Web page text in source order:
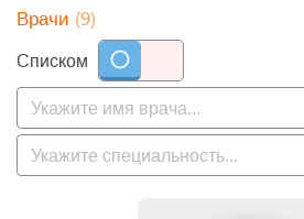
Врачи (9)
Списком